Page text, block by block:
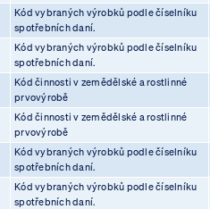
Kód vybraných výrobků podle číselníku
spotřebních daní.
Kód vybraných výrobků podle číselníku
spotřebních daní.
Kód činnosti v zemědělské a rostlinné
prvovýrobě
Kód činnosti v zemědělské a rostlinné
prvovýrobě
Kód vybraných výrobků podle číselníku
spotřebních daní.
Kód vybraných výrobků podle číselníku
spotřebních daní.